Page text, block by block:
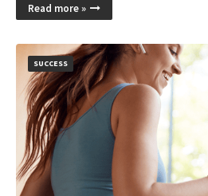
Read more »
SUCCESS